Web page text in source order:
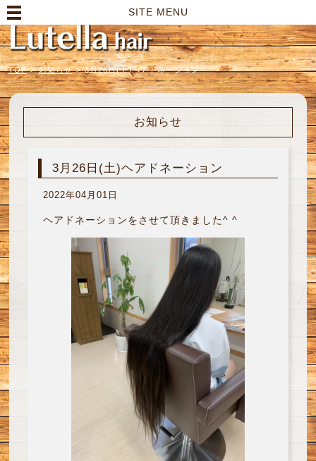
SITE MENU
TOP > お知らせ > 3月26日(土)ヘアドネーション
お知らせ
3月26日(土)ヘアドネーション
2022年04月01日
ヘアドネーションをさせて頂きました^ ^